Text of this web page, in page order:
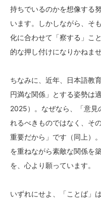
持ちでいるのかを想像する
います。しかしながら、そ
化に合わせて「察する」こ
的な押し付けになりかねませ
ちなみに、近年、日本語教
円満な関係」とする姿勢は
2025）。なぜなら、「意見
れるべきものではなく、そ
重要だから」です（同上）
を重ねながら素敵な関係を
を、心より願っています。
いずれにせよ、「ことば」